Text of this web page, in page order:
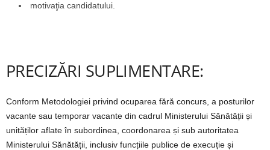
motivaţia candidatului.
PRECIZĂRI SUPLIMENTARE:
Conform Metodologiei privind ocuparea fără concurs, a posturilor
vacante sau temporar vacante din cadrul Ministerului Sănătății și
unităților aflate în subordinea, coordonarea și sub autoritatea
Ministerului Sănătății, inclusiv funcțiile publice de execuție și